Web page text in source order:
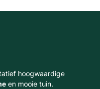
hoogwaardige
en mooie tuin.